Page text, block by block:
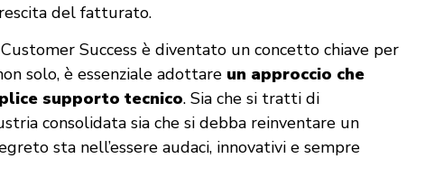
del fatturato.
Customer Success è diventato un concetto chiave per
solo, è essenziale adottare un approccio che
supporto tecnico. Sia che si tratti di
consolidata sia che si debba reinventare un
sta nell’essere audaci, innovativi e sempre